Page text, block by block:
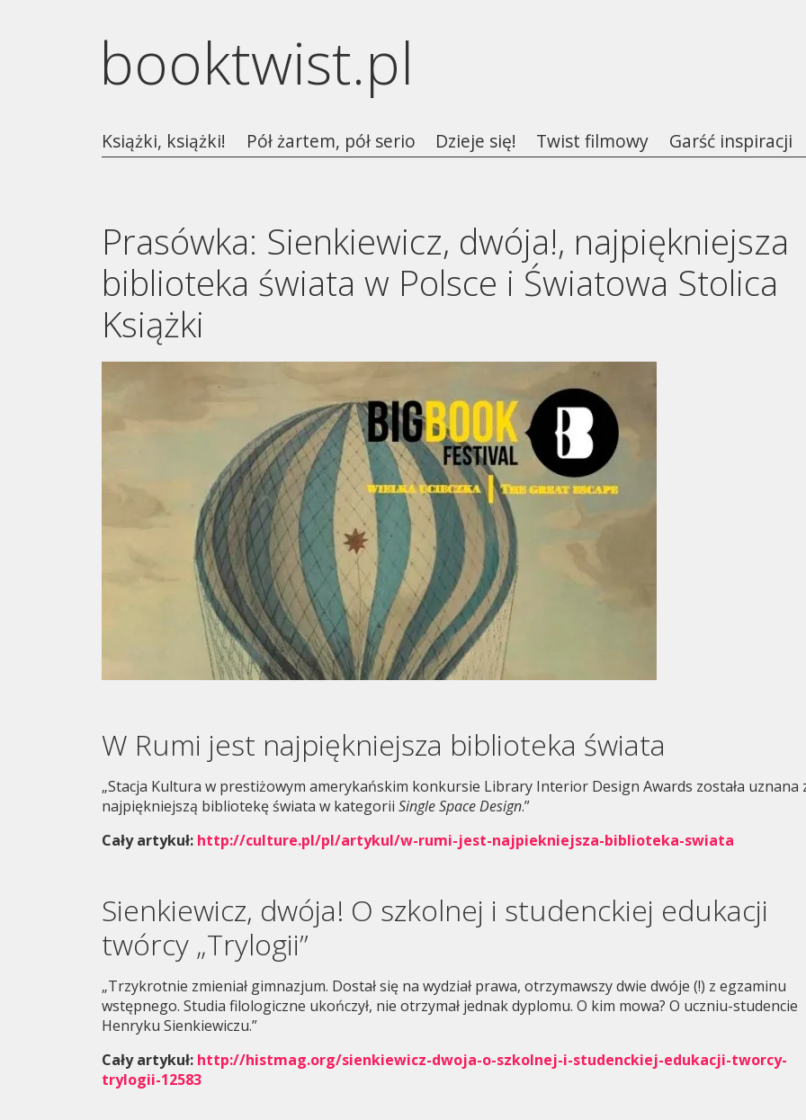
booktwist.pl
Książki, książki! Pół żartem, pół serio Dzieje się! Twist filmowy Garść inspiracji
Prasówka: Sienkiewicz, dwója!, najpiękniejsza
biblioteka świata w Polsce i Światowa Stolica
Książki
W Rumi jest najpiękniejsza biblioteka świata
„Stacja Kultura w prestiżowym amerykańskim konkursie Library Interior Design Awards została uznana
najpiękniejszą bibliotekę świata w kategoriiSingle Space Design.”
Cały artykuł: http://culture.pl/pl/artykul/w-rumi-jest-najpiekniejsza-biblioteka-swiata
Sienkiewicz, dwója! O szkolnej i studenckiej edukacji
twórcy „Trylogii”
„Trzykrotnie zmieniał gimnazjum. Dostał się na wydział prawa, otrzymawszy dwie dwóje (!) z egzaminu
wstępnego. Studia filologiczne ukończył, nie otrzymał jednak dyplomu. O kim mowa? O uczniu-studencie
Henryku Sienkiewiczu.”
Cały artykuł: http://histmag.org/sienkiewicz-dwoja-o-szkolnej-i-studenckiej-edukacji-tworcy-
trylogii-12583